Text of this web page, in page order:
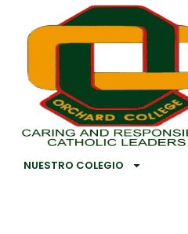
NUESTRO COLEGIO